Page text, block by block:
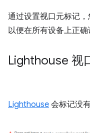
通过设置视口元标记
以便在所有设备上正确
Lighthouse 视
Lighthouse 会标记没